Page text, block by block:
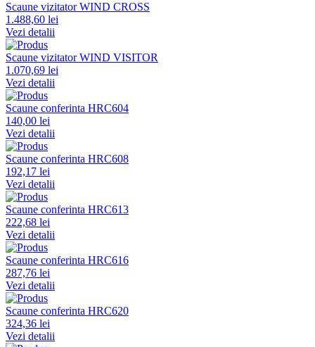
Scaune vizitator WIND CROSS
1.488,60 lei
Vezi detalii
Scaune vizitator WIND VISITOR
1.070,69 lei
Vezi detalii
Scaune conferinta HRC604
140,00 lei
Vezi detalii
Scaune conferinta HRC608
192,17 lei
Vezi detalii
Scaune conferinta HRC613
222,68 lei
Vezi detalii
Scaune conferinta HRC616
287,76 lei
Vezi detalii
Scaune conferinta HRC620
324,36 lei
Vezi detalii